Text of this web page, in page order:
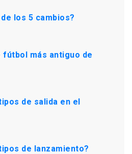
los 5 cambios?
fútbol más antiguo de
de salida en el
de lanzamiento?